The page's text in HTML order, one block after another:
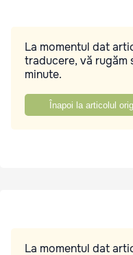
La momentul dat
traducere, vă rugăm
minute.
Înapoi la articolul
La momentul dat